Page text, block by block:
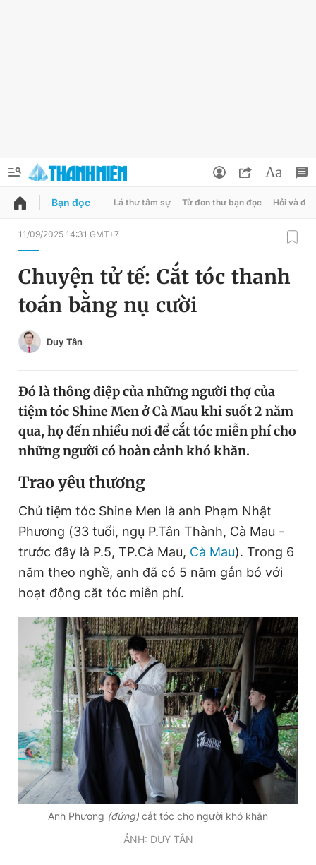
QUẢNG CÁO
Chuyên mục
Chuyên mục khác
Tin thị trường Tin 360
Video Magazine
Sản phẩm khác
Tiện ích Bạn cần biết
Thông tin tòa soạn Liên hệ quảng cáo
Đọc Thanh Niên trên điện thoại
Theo dõi báo trên
0906 645 777 0908 780 404
Đổi mật khẩu
Tin đã lưu
Tin đã xem
Đăng xuất
Bạn đọc Lá thư tâm sự Từ đơn thư bạn đọc Hỏi và đáp
11/09/2025 14:31 GMT+7
Chuyện tử tế: Cắt tóc thanh
toán bằng nụ cười
Duy Tân
Đó là thông điệp của những người thợ của
tiệm tóc Shine Men ở Cà Mau khi suốt 2 năm
qua, họ đến nhiều nơi để cắt tóc miễn phí cho
những người có hoàn cảnh khó khăn.
Trao yêu thương
Chủ tiệm tóc Shine Men là anh Phạm Nhật
Phương (33 tuổi, ngụ P.Tân Thành, Cà Mau -
trước đây là P.5, TP.Cà Mau, Cà Mau). Trong 6
năm theo nghề, anh đã có 5 năm gắn bó với
hoạt động cắt tóc miễn phí.
Anh Phương (đứng) cắt tóc cho người khó khăn
ẢNH: DUY TÂN